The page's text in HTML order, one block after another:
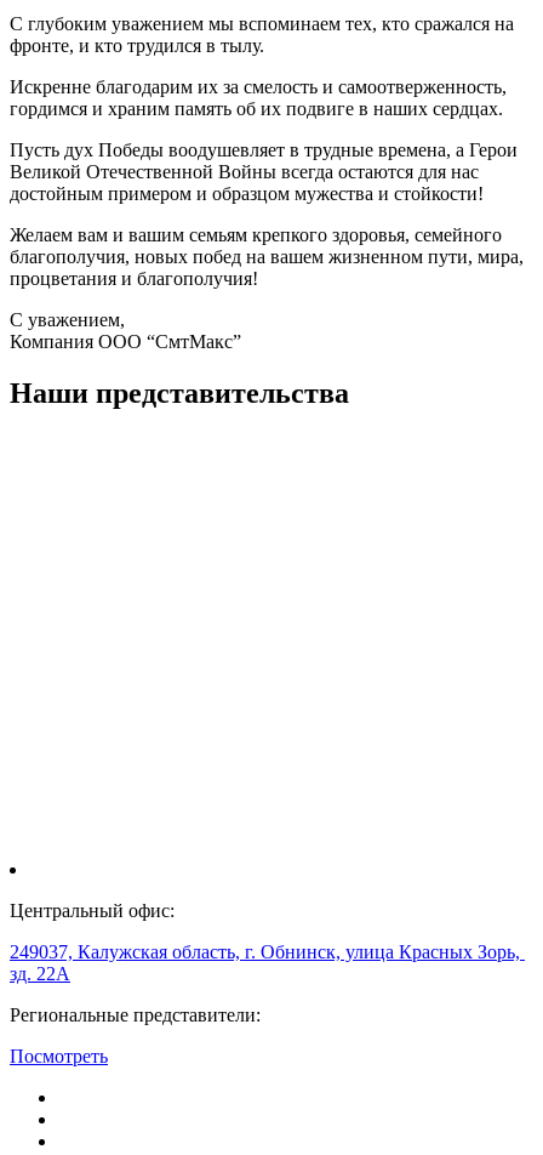
С глубоким уважением мы вспоминаем тех, кто сражался на
фронте, и кто трудился в тылу.
Искренне благодарим их за смелость и самоотверженность,
гордимся и храним память об их подвиге в наших сердцах.
Пусть дух Победы воодушевляет в трудные времена, а Герои
Великой Отечественной Войны всегда остаются для нас
достойным примером и образцом мужества и стойкости!
Желаем вам и вашим семьям крепкого здоровья, семейного
благополучия, новых побед на вашем жизненном пути, мира,
процветания и благополучия!
С уважением,
Компания ООО “СмтМакс”
Наши представительства
Центральный офис:
249037, Калужская область, г. Обнинск, улица Красных Зорь,
зд. 22А
Региональные представители:
Посмотреть